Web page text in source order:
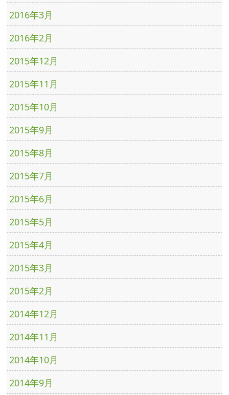
2016年3月
2016年2月
2015年12月
2015年11月
2015年10月
2015年9月
2015年8月
2015年7月
2015年6月
2015年5月
2015年4月
2015年3月
2015年2月
2014年12月
2014年11月
2014年10月
2014年9月